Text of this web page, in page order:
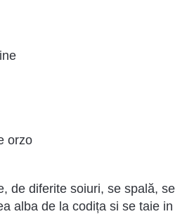
orzo
de diferite soiuri, se spală, se
alba de la codița si se taie in